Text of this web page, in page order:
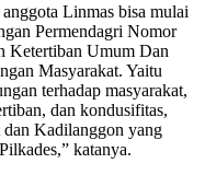
Linmas bisa mulai
Permendagri Nomor
Ketertiban Umum Dan
Masyarakat. Yaitu
terhadap masyarakat,
dan kondusifitas,
Kadilanggon yang
katanya.